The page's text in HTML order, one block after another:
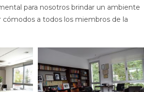
para nosotros brindar un ambiente
cómodos a todos los miembros de la